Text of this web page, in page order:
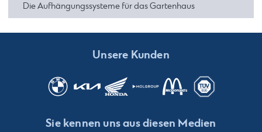
Die Aufhängungssysteme für das Gartenhaus
Unsere Kunden
Sie kennen uns aus diesen Medien